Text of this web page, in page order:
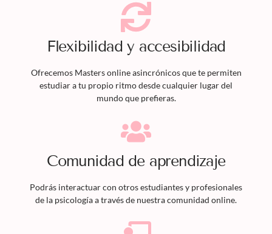
Flexibilidad y accesibilidad
Ofrecemos Mastersonline asincrónicos que te permiten
estudiar a tu propio ritmo desde cualquier lugar del
mundo que prefieras.
Comunidad de aprendizaje
Podrás interactuar con otros estudiantes y profesionales
de la psicología a través de nuestra comunidad online.